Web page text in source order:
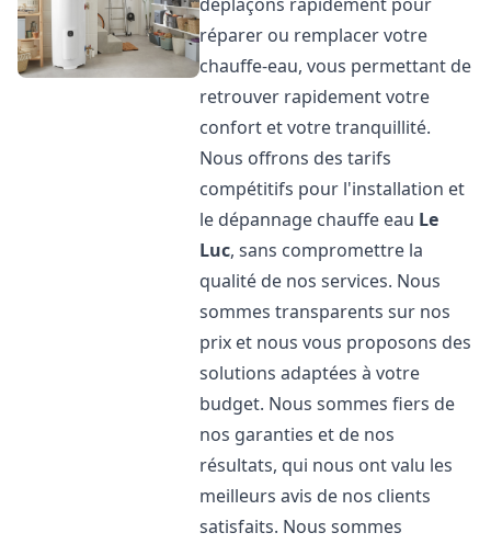
réparer ou remplacer votre
chauffe-eau, vous permettant de
retrouver rapidement votre
confort et votre tranquillité.
Nous offrons des tarifs
compétitifs pour l'installation et
le dépannage chauffe eau Le
Luc, sans compromettre la
qualité de nos services. Nous
sommes transparents sur nos
prix et nous vous proposons des
solutions adaptées à votre
budget. Nous sommes fiers de
nos garanties et de nos
résultats, qui nous ont valu les
meilleurs avis de nos clients
satisfaits. Nous sommes